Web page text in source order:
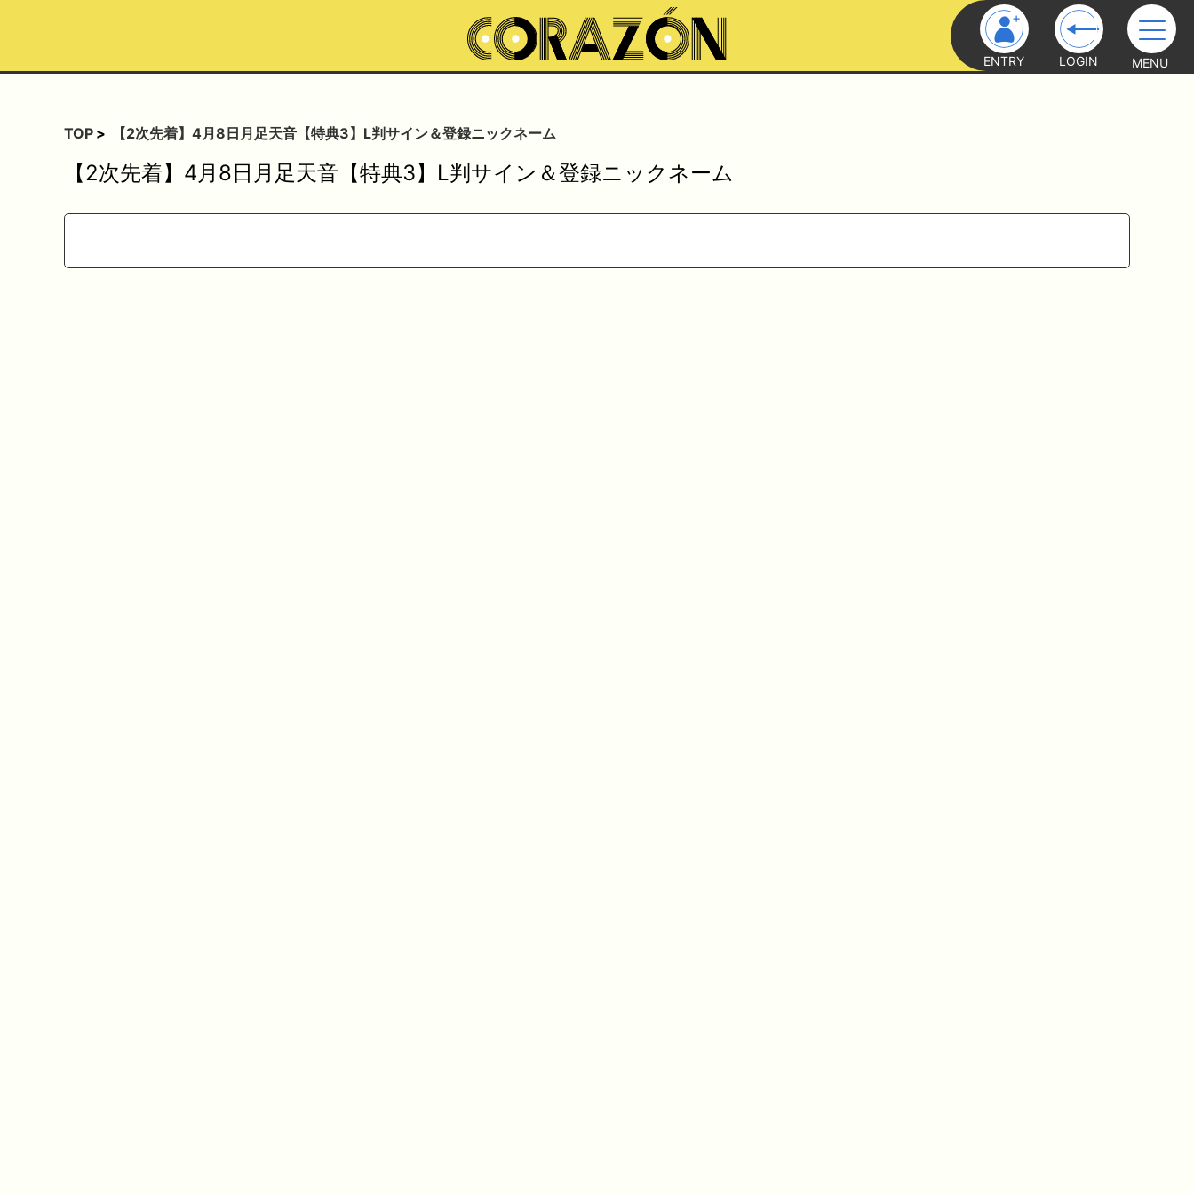
ENTRY LOGIN MENU
TOP 【2次先着】4月8日月足天音【特典3】L判サイン＆登録ニックネーム
【2次先着】4月8日月足天音【特典3】L判サイン＆登録ニックネーム